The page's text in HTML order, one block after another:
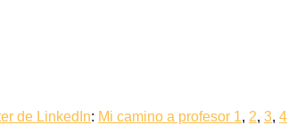
de LinkedIn: Mi camino a profesor 1, 2, 3, 4